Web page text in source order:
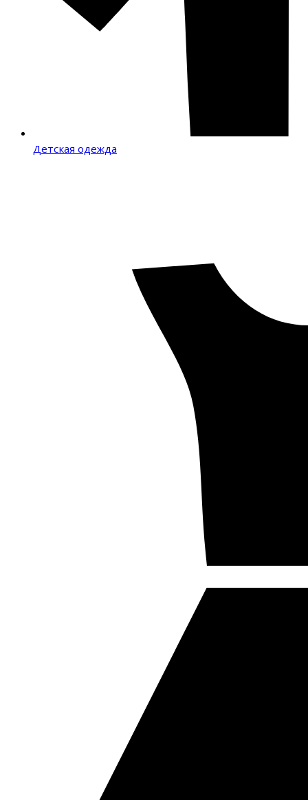
Детская одежда